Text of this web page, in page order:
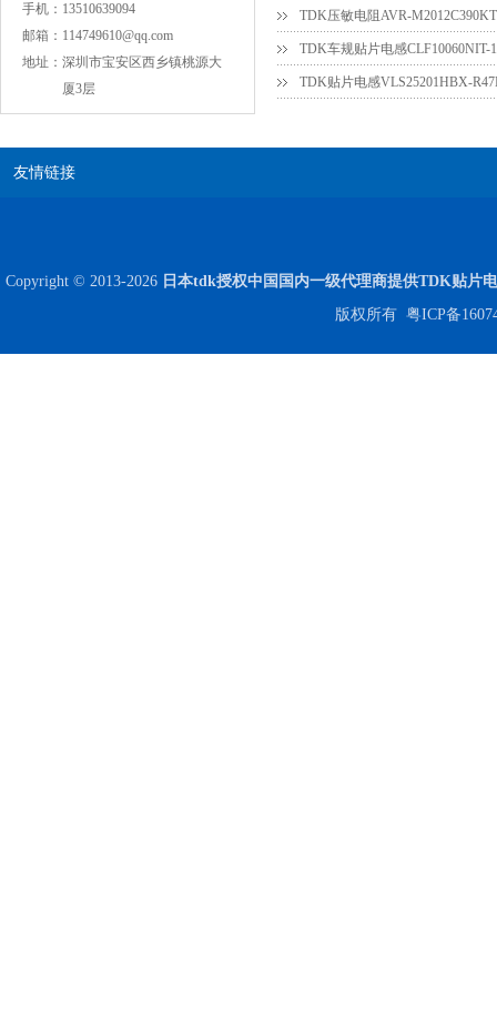
手机： 13510639094
邮箱： 114749610@qq.com
地址： 深圳市宝安区西乡镇桃源大
厦3层
TDK压敏电阻AVR-
TDK贴片电感VLS25201HBX-
友情链接
Copyright © 2013-2026 日本tdk授权中国国内一级代理商提供TDK贴片
版权所有 粤ICP备